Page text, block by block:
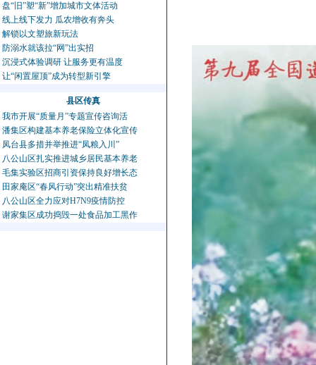
盘“旧”塑“新”增加城市文体活动
线上线下发力 瓜农增收有奔头
解锁以文塑旅新玩法
防溺水就该拉“网”出实招
沉浸式体验调研 让服务更有温度
让“闲置屋顶”成为转型新引擎
县区传真
我市开展“质量月”专题宣传咨询活
潘集区构建基本养老保险立体化宣传
凤台县多措并举推进“凤粮入川”
八公山区扎实推进城乡居民基本养老
毛集实验区招商引资保持良好增长态
田家庵区“春风行动”突出精准扶贫
八公山区全力应对H7N9疫情防控
谢家集区成功捣毁一处食品加工黑作